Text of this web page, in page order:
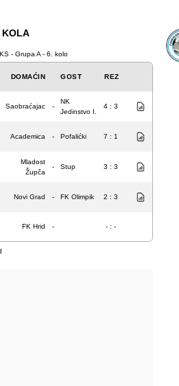
KOLA
- Grupa A - 6. kolo
DOMAĆIN GOST REZ
Saobraćajac -
NK
Jedinstvo I.
4 : 3
Academica - Pofalićki 7 : 1
Mladost
Župča
- Stup 3 : 3
Novi Grad - FK Olimpik 2 : 3
FK Hrid - - : -